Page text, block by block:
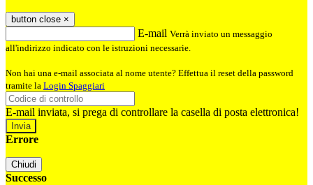
button close ×
E-mail Verrà inviato un messaggio
all'indirizzo indicato con le istruzioni necessarie.
Non hai una e-mail associata al nome utente? Effettua il reset della password
tramite la Login Spaggiari
E-mail inviata, si prega di controllare la casella di posta elettronica!
Errore
Chiudi
Successo